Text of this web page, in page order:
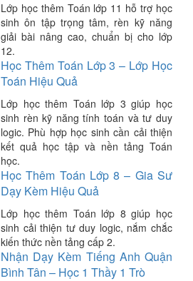
Lớp học thêm Toán lớp 11 hỗ trợ học
sinh ôn tập trọng tâm, rèn kỹ năng
giải bài nâng cao, chuẩn bị cho lớp
12.
Học Thêm Toán Lớp 3 – Lớp Học
Toán Hiệu Quả
Lớp học thêm Toán lớp 3 giúp học
sinh rèn kỹ năng tính toán và tư duy
logic. Phù hợp học sinh cần cải thiện
kết quả học tập và nền tảng Toán
học.
Học Thêm Toán Lớp 8 – Gia Sư
Dạy Kèm Hiệu Quả
Lớp học thêm Toán lớp 8 giúp học
sinh cải thiện tư duy logic, nắm chắc
kiến thức nền tảng cấp 2.
Nhận Dạy Kèm Tiếng Anh Quận
Bình Tân – Học 1 Thầy 1 Trò